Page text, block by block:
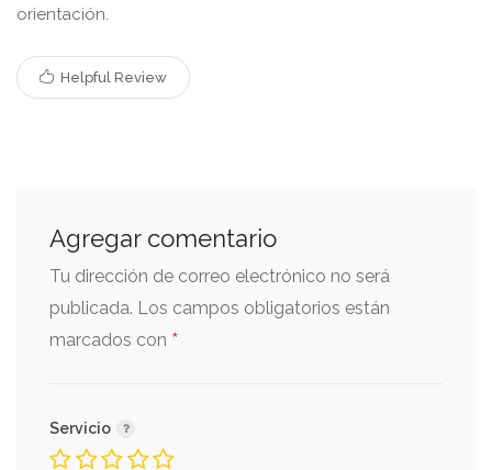
orientación.
Helpful Review
Agregar comentario
Tu dirección de correo electrónico no será
publicada. Los campos obligatorios están
marcados con *
Servicio